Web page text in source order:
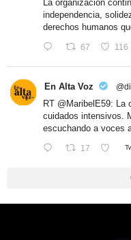
La organización
independencia,
derechos humanos
67 116
En Alta Voz
RT @MaribelE59: La
cuidados intensivos.
escuchando a voces
17